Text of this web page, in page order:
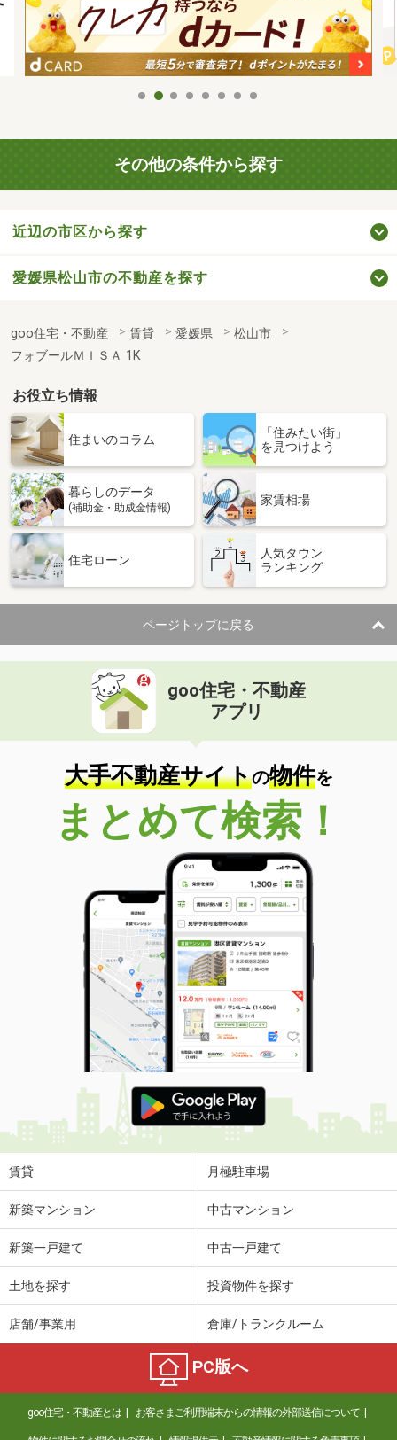
その他の条件から探す
近辺の市区から探す
愛媛県松山市の不動産を探す
goo住宅・不動産 賃貸 愛媛県
松山市
フォブールＭＩＳＡ 1K
お役立ち情報
住まいのコラム
「住みたい街」
を見つけよう
暮らしのデータ
(補助金・助成金情報)
家賃相場
住宅ローン
人気タウン
ランキング
ページトップに戻る
goo住宅・不動産
アプリ
大手不動産サイトの物件を
まとめて検索！
賃貸 月極駐車場
新築マンション 中古マンション
新築一戸建て 中古一戸建て
土地を探す 投資物件を探す
店舗/事業用 倉庫/トランクルーム
PC版へ
goo住宅・不動産とは お客さまご利用端末からの情報の外部送信について